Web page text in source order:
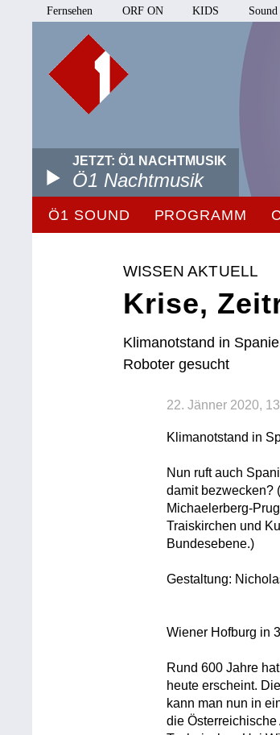
Fernsehen ORF ON KIDS Sound
JETZT: Ö1 NACHTMUSIK
Ö1 Nachtmusik
Ö1 SOUND PROGRAMM
WISSEN AKTUELL
Krise,
Klimanotstand in
Roboter gesucht
22. Jänner 2020,
Klimanotstand in
Nun ruft auch
damit bezwecken?
Michaelerberg-
Traiskirchen und
Bundesebene.)
Gestaltung:
Wiener Hofburg in
Rund 600 Jahre
heute erscheint.
kann man nun in
die